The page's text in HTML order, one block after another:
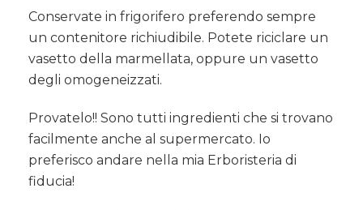
Conservate in frigorifero preferendo sempre
un contenitore richiudibile. Potete riciclare un
vasetto della marmellata, oppure un vasetto
degli omogeneizzati.
Provatelo!! Sono tutti ingredienti che si trovano
facilmente anche al supermercato. Io
preferisco andare nella mia Erboristeria di
fiducia!